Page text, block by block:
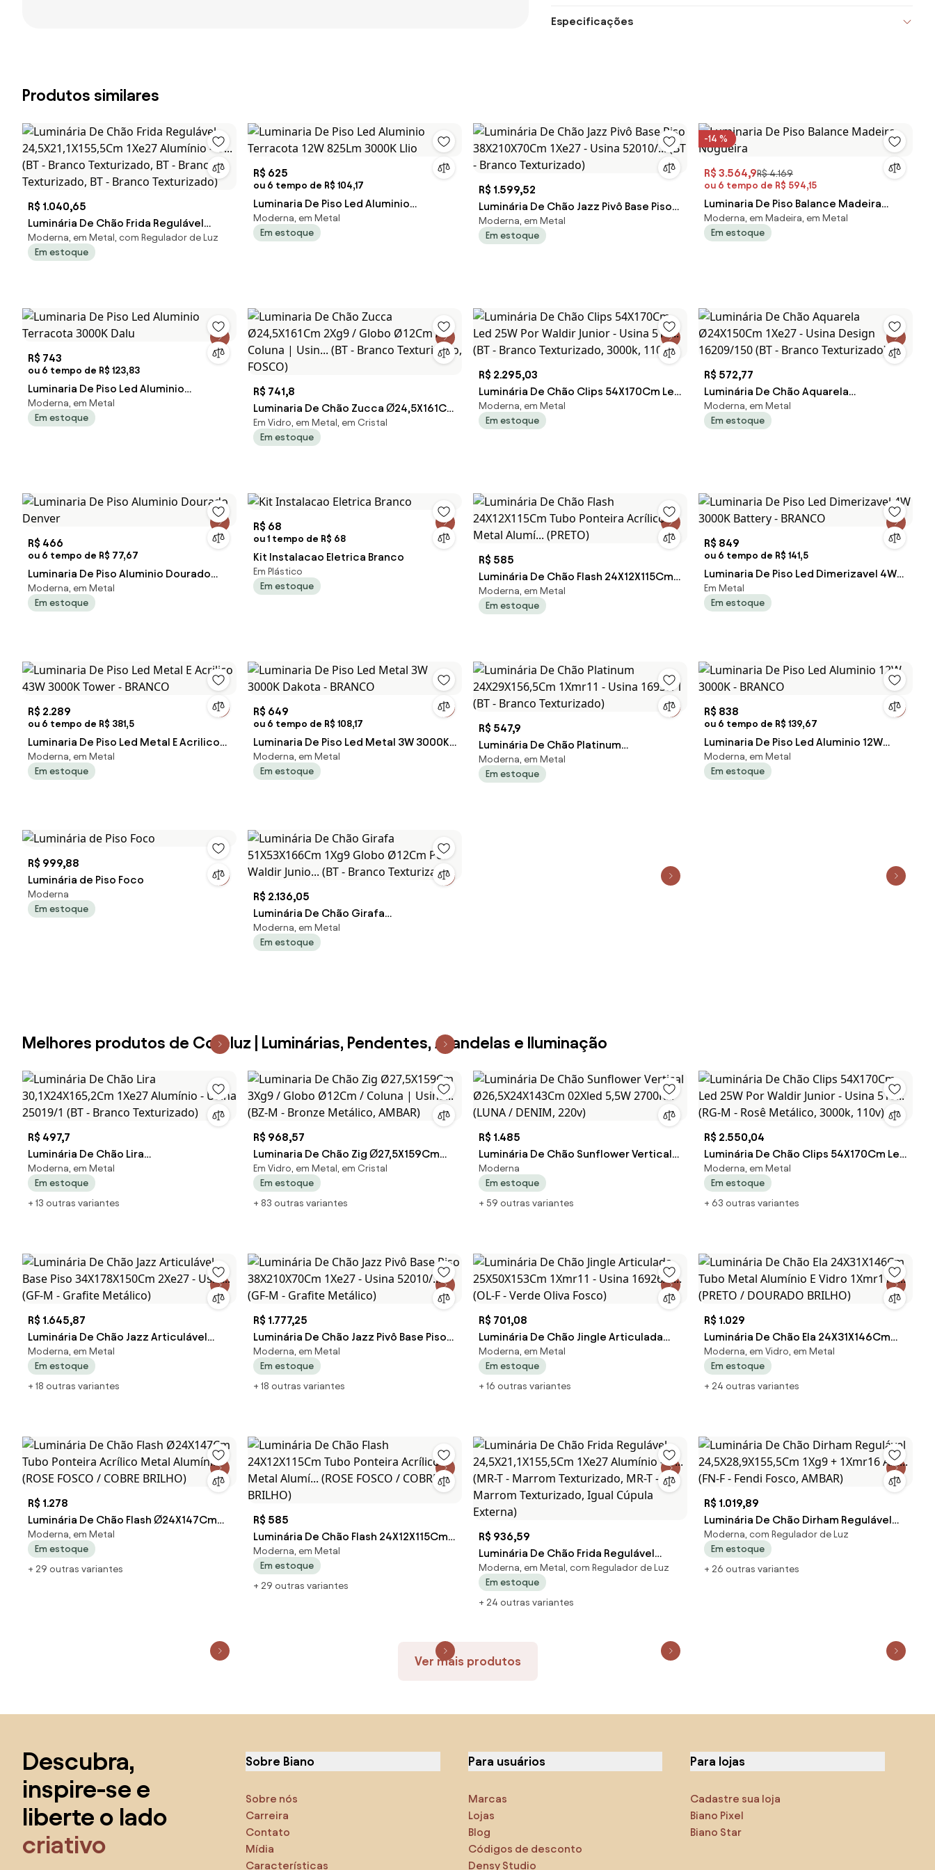
Especificações
Produtos similares
R$ 1.040,65
Luminária De Chão Frida Regulável
24,5X21,1X155,5Cm 1Xe27 Alumínio - U...
(BT - Branco Texturizado, BT - Branco
Moderna, em Metal, com Regulador de Luz
Em estoque
R$ 625
ou 6 tempo de R$ 104,17
Luminaria De Piso Led Aluminio
Terracota 12W 825Lm 3000K Llio
Moderna, em Metal
Em estoque
R$ 1.599,52
Luminária De Chão Jazz Pivô Base Piso
38X210X70Cm 1Xe27 - Usina 52010/... (BT
- Branco Texturizado)
Moderna, em Metal
Em estoque
-14 %
R$ 3.564,9R$ 4.169
ou 6 tempo de R$ 594,15
Luminaria De Piso Balance Madeira
Nogueira
Moderna, em Madeira, em Metal
Em estoque
R$ 743
ou 6 tempo de R$ 123,83
Luminaria De Piso Led Aluminio
Terracota 3000K Dalu
Moderna, em Metal
Em estoque
R$ 741,8
Luminaria De Chão Zucca Ø24,5X161Cm
2Xg9 / Globo Ø12Cm / Coluna | Usin...
(BT - Branco Texturizado, FOSCO)
Em Vidro, em Metal, em Cristal
Em estoque
R$ 2.295,03
Luminária De Chão Clips 54X170Cm Led
25W Por Waldir Junior - Usina 510... (BT -
Branco Texturizado, 3000k, 110v)
Moderna, em Metal
Em estoque
R$ 572,77
Luminária De Chão Aquarela
Ø24X150Cm 1Xe27 - Usina Design
16209/150 (BT - Branco Texturizado)
Moderna, em Metal
Em estoque
R$ 466
ou 6 tempo de R$ 77,67
Luminaria De Piso Aluminio Dourado
Denver
Moderna, em Metal
Em estoque
R$ 68
ou 1 tempo de R$ 68
Kit Instalacao Eletrica Branco
Em Plástico
Em estoque
R$ 585
Luminária De Chão Flash 24X12X115Cm
Tubo Ponteira Acrílico Metal Alumí...
(PRETO)
Moderna, em Metal
Em estoque
R$ 849
ou 6 tempo de R$ 141,5
Luminaria De Piso Led Dimerizavel 4W
3000K Battery - BRANCO
Em Metal
Em estoque
R$ 2.289
ou 6 tempo de R$ 381,5
Luminaria De Piso Led Metal E Acrilico
43W 3000K Tower - BRANCO
Moderna, em Metal
Em estoque
R$ 649
ou 6 tempo de R$ 108,17
Luminaria De Piso Led Metal 3W 3000K
Dakota - BRANCO
Moderna, em Metal
Em estoque
R$ 547,9
Luminária De Chão Platinum
24X29X156,5Cm 1Xmr11 - Usina 16939/1
(BT - Branco Texturizado)
Moderna, em Metal
Em estoque
R$ 838
ou 6 tempo de R$ 139,67
Luminaria De Piso Led Aluminio 12W
3000K - BRANCO
Moderna, em Metal
Em estoque
R$ 999,88
Luminária de Piso Foco
Moderna
Em estoque
R$ 2.136,05
Luminária De Chão Girafa
51X53X166Cm 1Xg9 Globo Ø12Cm Por
Waldir Junio... (BT - Branco Texturizado)
Moderna, em Metal
Em estoque
Melhores produtos de Coreluz | Luminárias, Pendentes, Arandelas e Iluminação
R$ 497,7
Luminária De Chão Lira
30,1X24X165,2Cm 1Xe27 Alumínio -
Usina 25019/1 (BT - Branco Texturizado)
Moderna, em Metal
Em estoque
+ 13 outras variantes
R$ 968,57
Luminaria De Chão Zig Ø27,5X159Cm
3Xg9 / Globo Ø12Cm / Coluna | Usina...
(BZ-M - Bronze Metálico, AMBAR)
Em Vidro, em Metal, em Cristal
Em estoque
+ 83 outras variantes
R$ 1.485
Luminária De Chão Sunflower Vertical
Ø26,5X24X143Cm 02Xled 5,5W 2700K...
(LUNA / DENIM, 220v)
Moderna
Em estoque
+ 59 outras variantes
R$ 2.550,04
Luminária De Chão Clips 54X170Cm Led
25W Por Waldir Junior - Usina 510... (RG-
M - Rosê Metálico, 3000k, 110v)
Moderna, em Metal
Em estoque
+ 63 outras variantes
R$ 1.645,87
Luminária De Chão Jazz Articulável
Base Piso 34X178X150Cm 2Xe27 - Usin...
(GF-M - Grafite Metálico)
Moderna, em Metal
Em estoque
+ 18 outras variantes
R$ 1.777,25
Luminária De Chão Jazz Pivô Base Piso
38X210X70Cm 1Xe27 - Usina 52010/...
(GF-M - Grafite Metálico)
Moderna, em Metal
Em estoque
+ 18 outras variantes
R$ 701,08
Luminária De Chão Jingle Articulada
25X50X153Cm 1Xmr11 - Usina 16926/1...
(OL-F - Verde Oliva Fosco)
Moderna, em Metal
Em estoque
+ 16 outras variantes
R$ 1.029
Luminária De Chão Ela 24X31X146Cm
Tubo Metal Alumínio E Vidro 1Xmr11 /...
(PRETO / DOURADO BRILHO)
Moderna, em Vidro, em Metal
Em estoque
+ 24 outras variantes
R$ 1.278
Luminária De Chão Flash Ø24X147Cm
Tubo Ponteira Acrílico Metal Alumíni...
(ROSE FOSCO / COBRE BRILHO)
Moderna, em Metal
Em estoque
+ 29 outras variantes
R$ 585
Luminária De Chão Flash 24X12X115Cm
Tubo Ponteira Acrílico Metal Alumí...
(ROSE FOSCO / COBRE BRILHO)
Moderna, em Metal
Em estoque
+ 29 outras variantes
R$ 936,59
Luminária De Chão Frida Regulável
24,5X21,1X155,5Cm 1Xe27 Alumínio - U...
(MR-T - Marrom Texturizado, MR-T -
Marrom Texturizado, Igual Cúpula
Moderna, em Metal, com Regulador de Luz
Em estoque
+ 24 outras variantes
R$ 1.019,89
Luminária De Chão Dirham Regulável
24,5X28,9X155,5Cm 1Xg9 + 1Xmr16 Alu...
(FN-F - Fendi Fosco, AMBAR)
Moderna, com Regulador de Luz
Em estoque
+ 26 outras variantes
Ver mais produtos
Descubra,
inspire-se e
liberte o lado
criativo
Sobre Biano
Sobre nós
Carreira
Contato
Mídia
Características
Para usuários
Marcas
Lojas
Blog
Códigos de desconto
Densy Studio
Para lojas
Cadastre sua loja
Biano Pixel
Biano Star